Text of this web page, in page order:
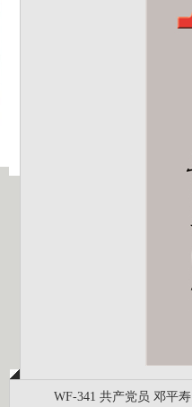
WF-341 共产党员 邓平寿